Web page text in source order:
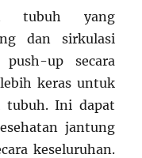
tubuh yang
dan sirkulasi
up secara
keras untuk
tubuh. Ini dapat
jantung
keseluruhan.